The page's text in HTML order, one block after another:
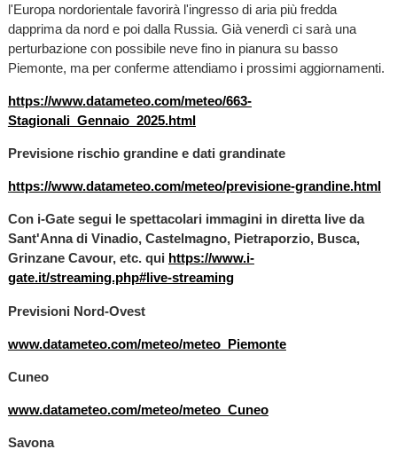
l'Europa nordorientale favorirà l'ingresso di aria più fredda
dapprima da nord e poi dalla Russia. Già venerdì ci sarà una
perturbazione con possibile neve fino in pianura su basso
Piemonte, ma per conferme attendiamo i prossimi aggiornamenti.
https://www.datameteo.com/meteo/663-
Stagionali_Gennaio_2025.html
Previsione rischio grandine e dati grandinate
https://www.datameteo.com/meteo/previsione-grandine.html
Con i-Gate segui le spettacolari immagini in diretta live da
Sant'Anna di Vinadio, Castelmagno, Pietraporzio, Busca,
Grinzane Cavour, etc. qui https://www.i-
gate.it/streaming.php#live-streaming
Previsioni Nord-Ovest
www.datameteo.com/meteo/meteo_Piemonte
Cuneo
www.datameteo.com/meteo/meteo_Cuneo
Savona